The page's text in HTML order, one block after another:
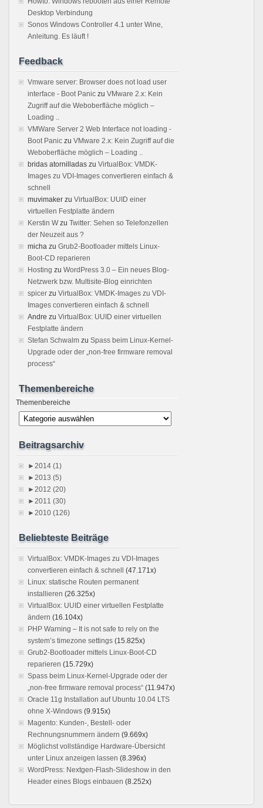
Desktop Verbindung
Sonos Windows Controller 4.1 unter Wine,
Anleitung. Es läuft !
Feedback
Vmware server: Browser does not load user
interface - Boot Panic zu VMware 2.x: Kein
Zugriff auf die Weboberfläche möglich –
Loading ..
VMWare Server 2 Web Interface not loading -
Boot Panic zu VMware 2.x: Kein Zugriff auf die
Weboberfläche möglich – Loading ..
bridas atornilladas zu VirtualBox: VMDK-
Images zu VDI-Images convertieren einfach &
schnell
muvimaker zu VirtualBox: UUID einer
virtuellen Festplatte ändern
Kerstin Wzu Twitter: Sehen so Telefonzellen
der Neuzeit aus ?
micha zu Grub2-Bootloader mittels Linux-
Boot-CD reparieren
Hosting zu WordPress 3.0 – Ein neues Blog-
Netzwerk bzw. Multisite-Blog einrichten
spicer zu VirtualBox: VMDK-Images zu VDI-
Images convertieren einfach & schnell
Andre zu VirtualBox: UUID einer virtuellen
Festplatte ändern
Stefan Schwalm zu Spass beim Linux-Kernel-
Upgrade oder der „non-free firmware removal
process“
Themenbereiche
Themenbereiche
Beitragsarchiv
►2014 (1)
►2013 (5)
►2012 (20)
►2011 (30)
►2010 (126)
Beliebteste Beiträge
VirtualBox: VMDK-Images zu VDI-Images
convertieren einfach & schnell
(47.171x)
Linux: statische Routen permanent
installieren (26.325x)
VirtualBox: UUID einer virtuellen Festplatte
ändern (16.104x)
PHP Warning – It is not safe to rely on the
system’s timezone settings (15.825x)
Grub2-Bootloader mittels Linux-Boot-CD
reparieren (15.729x)
Spass beim Linux-Kernel-Upgrade oder der
„non-free firmware removal process“ (11.947x)
Oracle 11g Installation auf Ubuntu 10.04 LTS
ohne X-Windows (9.915x)
Magento: Kunden-, Bestell- oder
Rechnungsnummern ändern (9.669x)
Möglichst vollständige Hardware-Übersicht
unter Linux anzeigen lassen (8.396x)
WordPress: Nextgen-Flash-Slideshow in den
Header eines Blogs einbauen (8.252x)